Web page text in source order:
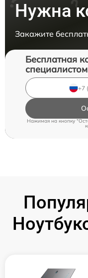
Нужна
Закажите
Бесплатная
специалистом
Нажимая на кнопку